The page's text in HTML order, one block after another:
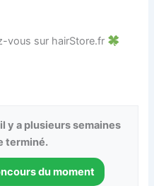
vous sur hairStore.fr
y a plusieurs semaines
terminé.
du moment